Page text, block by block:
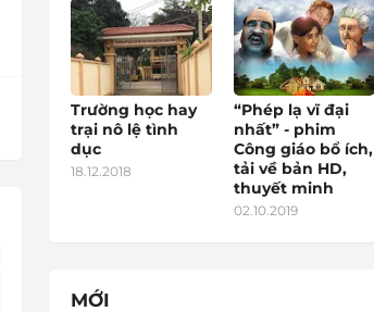
Trường học hay
trại nô lệ tình
dục
18.12.2018
“Phép lạ vĩ đại
nhất” - phim
Công giáo bổ ích,
tải về bản HD,
thuyết minh
02.10.2019
MỚI